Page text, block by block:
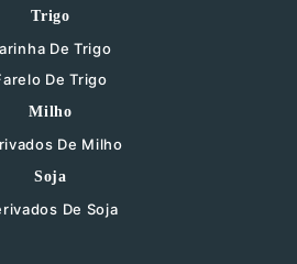
Trigo
De Trigo
De Trigo
Milho
De Milho
Soja
De Soja